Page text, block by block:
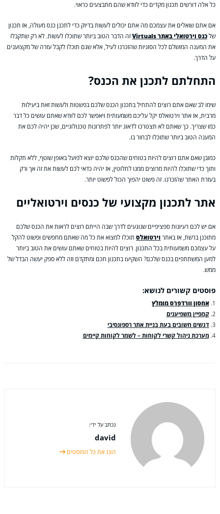
כל אלה דורשים תכנון מקדים כדי לוודא שהם מתבצעים כראוי.
אם אתם שואלים את עצמכם מה אתם יכולים לעשות בדיוק כדי לתכנן כנס מעולה, אז תכנון
שלכנס וירטואלי באתר Virtuals
זה הדבר הטוב ביותר שתוכלו לעשות. לא רק שתקבלו
את המענה המושלם לכל הסוגיות שהזכרנו לעיל, אלא שגם תוכלו לקבל עזרה של מקצוענים
על הדרך.
התחלתם לתכנן את הכנס?
שימו לב שאם אתם רוצים להתחיל בתכנון הכנס שלכם בפשטות ולעשות זאת ביעילות
מרבית, אז אתר וירטואלס יקל עליכם משמעותית ויאפשר לכם לוודא שאתם עושים כל דבר
כמו שצריך. כך שאתם לא תצטרכו לדאוג יותר לפתרונות טכנולוגיים, שכן יהיה לכם את
המענה הטוב ביותר שתוכלו לבחור בו.
כמובן שאם אתם רוצים להיות בטוחים שהכנס שלכם יוצא לפועל באופן שוטף, ללא תקלות
ותוך כדי שתוכלו להיות מרוצים ממנו לחלוטין, אז יהיה כדאי לכם לעשות את זה אך ורק
בעזרת האתר שהזכרנו. זה פשוט יהפוך הכול לפשוט יותר.
אתר לתכנון מקצועי של כנסים וירטואליים
אם יש לכם רעיונות ספציפיים שנוגעים לדרך שבה הייתם רוצים לראות את הכנס שלכם
מתוכנן ברשת, אז באתר וירטואלס תוכלו למצוא את כל מה שאתם מחפשים ופשוט להקל
על עצמכם משמעותית בכל התכנון. רוצים להיות בטוחים שאתם עושים את הטוב ביותר
למען המשתתפים בכנס שלכם? השקיעו בתכנון חכם ומתקדם וזה ללא ספק יעשה הבדל של
ממש.
פוסטים קשורים לנושא:
אחסון וורדפרס מומלץ
קמפיין משפיענים
דגשים חשובים בעת בניית אתר רספונסיבי
מערכת ניהול קשרי לקוחות – לשמר לקוחות קיימים
נכתב על ידי:
david
הצג את כל הפוסטים